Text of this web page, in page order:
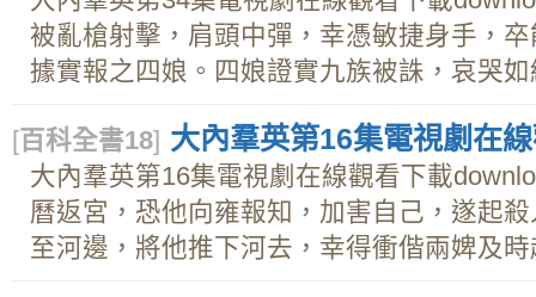
被亂槍射擊，肩頭中彈，幸憑敏捷身手，
據實報之四娘。四娘證實九族被誅，哀哭
[百科全書18] 大內羣英第16集電視劇在
大內羣英第16集電視劇在線觀看下載
曆返宮，恐他向雍報知，加害自己，遂起
至河邊，將他推下河去，幸得衝偕兩婢及